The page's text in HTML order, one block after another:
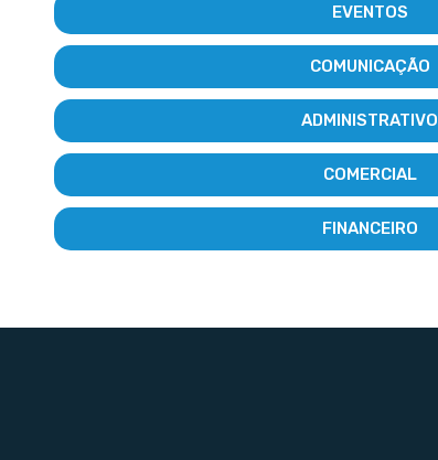
EVENTOS
COMUNICAÇÃO
ADMINISTRATIVO
COMERCIAL
FINANCEIRO